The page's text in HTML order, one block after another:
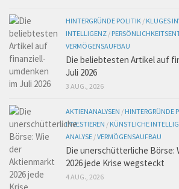
HINTERGRÜNDE POLITIK / KLUGES
INTELLIGENZ /
VERMÖGENSAUFBAU
Die beliebtesten Artikel auf
Juli 2026
3 AUG., 2026
AKTIENANALYSEN / HINTERGRÜNDE
INVESTIEREN / KÜNSTLICHE
ANALYSE /VERMÖGENSAUFBAU
Die unerschütterliche Börse:
2026 jede Krise wegsteckt
4 AUG., 2026